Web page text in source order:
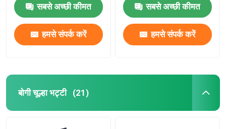
सबसे अच्छी कीमत
हमसे संपर्क करें
सबसे अच्छी कीमत
हमसे संपर्क करें
बोगी चूल्हा भट्टी (21)